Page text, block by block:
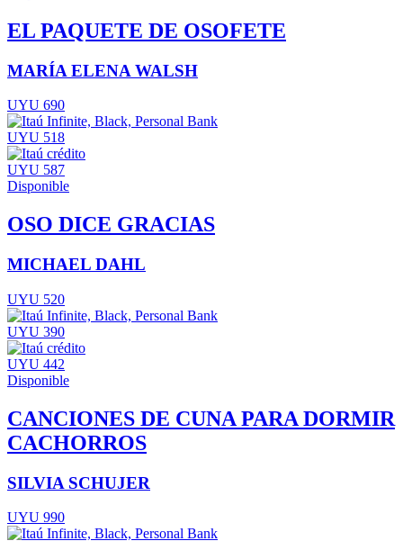
EL PAQUETE DE OSOFETE
MARÍA ELENA WALSH
UYU 690
UYU 518
UYU 587
Disponible
OSO DICE GRACIAS
MICHAEL DAHL
UYU 520
UYU 390
UYU 442
Disponible
CANCIONES DE CUNA PARA DORMIR
CACHORROS
SILVIA SCHUJER
UYU 990